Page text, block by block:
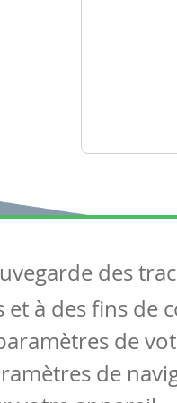
Articles
Tous les articles
Articles DYS
Circulaires
des
à des fins de
de
de